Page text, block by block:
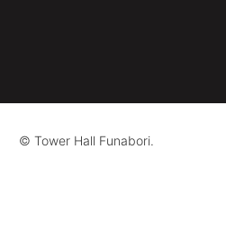
© Tower Hall Funabori.